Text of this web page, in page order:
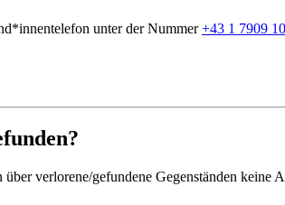
unter der Nummer+43 1 7909
verlorene/gefundene Gegenständen